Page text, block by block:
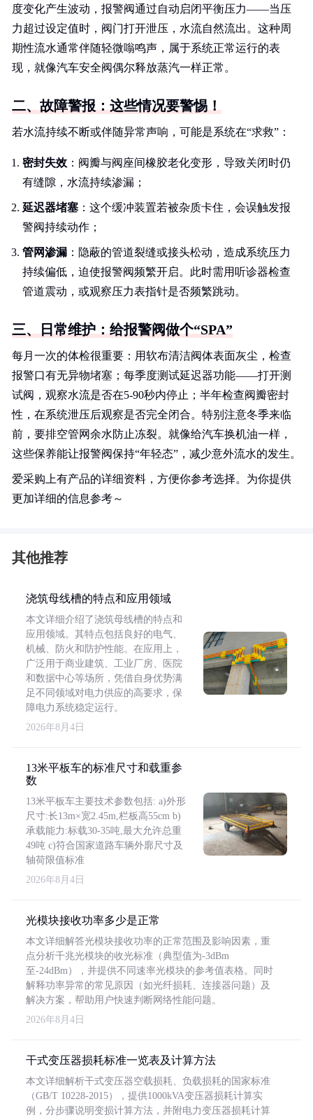
度变化产生波动，报警阀通过自动启闭平衡压力——当压
力超过设定值时，阀门打开泄压，水流自然流出。这种周
期性流水通常伴随轻微嗡鸣声，属于系统正常运行的表
现，就像汽车安全阀偶尔释放蒸汽一样正常。
二、故障警报：这些情况要警惕！
若水流持续不断或伴随异常声响，可能是系统在“求救”：
密封失效 ：阀瓣与阀座间橡胶老化变形，导致关闭时仍
有缝隙，水流持续渗漏；
延迟器堵塞 ：这个缓冲装置若被杂质卡住，会误触发报
警阀持续动作；
管网渗漏 ：隐蔽的管道裂缝或接头松动，造成系统压力
持续偏低，迫使报警阀频繁开启。此时需用听诊器检查
管道震动，或观察压力表指针是否频繁跳动。
三、日常维护：给报警阀做个“SPA”
每月一次的体检很重要：用软布清洁阀体表面灰尘，检查
报警口有无异物堵塞；每季度测试延迟器功能——打开测
试阀，观察水流是否在5-90秒内停止；半年检查阀瓣密封
性，在系统泄压后观察是否完全闭合。特别注意冬季来临
前，要排空管网余水防止冻裂。就像给汽车换机油一样，
这些保养能让报警阀保持“年轻态”，减少意外流水的发生。
爱采购上有产品的详细资料，方便你参考选择。为你提供
更加详细的信息参考～
其他推荐
浇筑母线槽的特点和应用领域
本文详细介绍了浇筑母线槽的特点和
应用领域。其特点包括良好的电气、
机械、防火和防护性能。在应用上，
广泛用于商业建筑、工业厂房、医院
和数据中心等场所，凭借自身优势满
足不同领域对电力供应的高要求，保
障电力系统稳定运行。
2026年8月4日
13米平板车的标准尺寸和载重参
数
13米平板车主要技术参数包括: a)外形
尺寸:长13m×宽2.45m,栏板高55cm b)
承载能力:标载30-35吨,最大允许总重
49吨 c)符合国家道路车辆外廓尺寸及
轴荷限值标准
2026年8月4日
光模块接收功率多少是正常
本文详细解答光模块接收功率的正常范围及影响因素，重
点分析千兆光模块的收光标准（典型值为-3dBm
至-24dBm），并提供不同速率光模块的参考值表格。同时
解释功率异常的常见原因（如光纤损耗、连接器问题）及
解决方案，帮助用户快速判断网络性能问题。
2026年8月4日
干式变压器损耗标准一览表及计算方法
本文详细解析干式变压器空载损耗、负载损耗的国家标准
（GB/T 10228-2015），提供1000kVA变压器损耗计算实
例，分步骤说明变损计算方法，并附电力变压器损耗计算